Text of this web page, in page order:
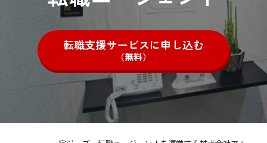
転職支援サービスに申し込む
（無料）